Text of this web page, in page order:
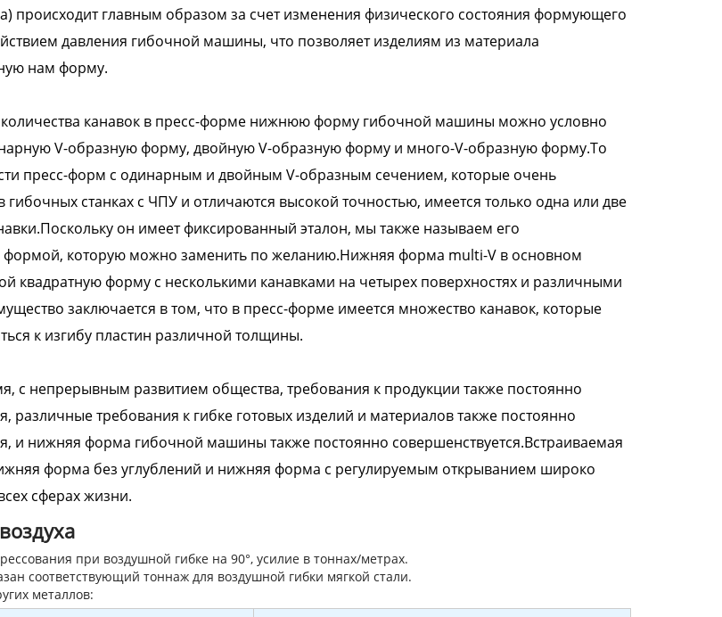
происходит главным образом за счет изменения физического состояния формующего
давления гибочной машины, что позволяет изделиям из материала
нам форму.
количества канавок в пресс-форме нижнюю форму гибочной машины можно условно
V-образную форму, двойную V-образную форму и много-V-образную форму.То
пресс-форм с одинарным и двойным V-образным сечением, которые очень
гибочных станках с ЧПУ и отличаются высокой точностью, имеется только одна или две
он имеет фиксированный эталон, мы также называем его
формой, которую можно заменить по желанию.Нижняя форма multi-V в основном
квадратную форму с несколькими канавками на четырех поверхностях и различными
заключается в том, что в пресс-форме имеется множество канавок, которые
к изгибу пластин различной толщины.
с непрерывным развитием общества, требования к продукции также постоянно
различные требования к гибке готовых изделий и материалов также постоянно
и нижняя форма гибочной машины также постоянно совершенствуется.Встраиваемая
форма без углублений и нижняя форма с регулируемым открыванием широко
сферах жизни.
при воздушной гибке на 90°, усилие в тоннах/метрах.
соответствующий тоннаж для воздушной гибки мягкой стали.
металлов: